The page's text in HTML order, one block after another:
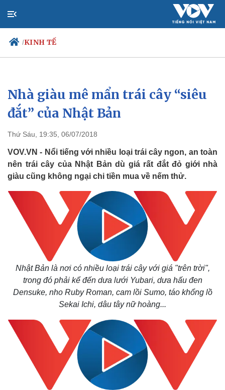
/KINH TẾ
Chính trị
Đảng
Tổ chức nhân sự
Nhận diện sự thật
Xã hội
Việc
Biển
Nhà giàu mê mẩn trái cây “siêu
đắt” của Nhật Bản
Thứ Sáu, 19:35, 06/07/2018
VOV.VN - Nổi tiếng với nhiều loại trái cây ngon, an toàn
nên trái cây của Nhật Bản dù giá rất đắt đỏ giới nhà
giàu cũng không ngại chi tiền mua về nếm thử.
Nhật Bản là nơi có nhiều loại trái cây với giá "trên trời",
trong đó phải kể đến dưa lưới Yubari, dưa hấu đen
Densuke, nho Ruby Roman, cam lồi Sumo, táo khổng lồ
Sekai Ichi, dâu tây nữ hoàng...